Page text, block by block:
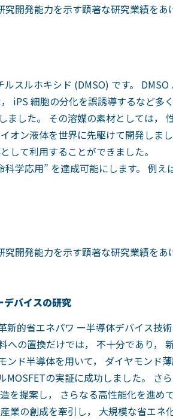
開発能力を示す顕著な研究業績を
スルホキシド (DMSO) です。
iPS 細胞の分化を誤誘導するなど多
した。 その溶媒の素材としては，
オン液体を世界に先駆けて開発しま
して利用することができました。
学応用” を達成可能にします。 例
開発能力を示す顕著な研究業績を
バイスの研究
的省エネパワ ー半導体デバイス技
の置換だけでは， 不十分であり，
ド半導体を用いて， ダイヤモンド
の実証に成功しました。 さ
提案し， さらなる高性能化を進めて
業の創成を牽引し， 大規模な省エ